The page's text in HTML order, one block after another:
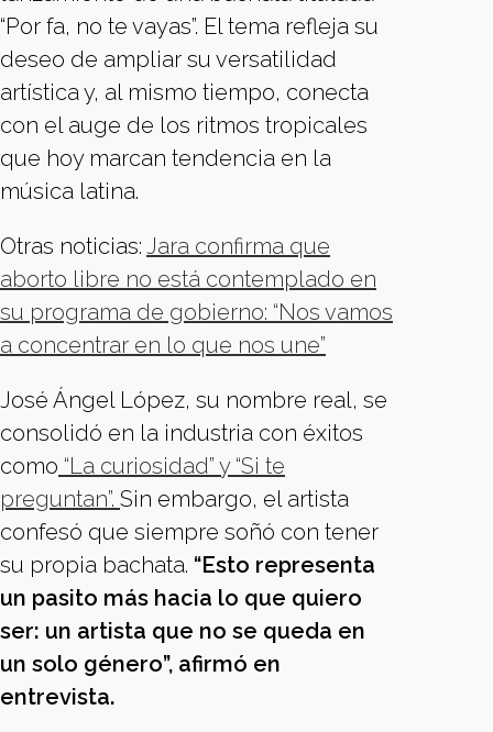
“Por fa, no te vayas”. El tema refleja su
deseo de ampliar su versatilidad
artística y, al mismo tiempo, conecta
con el auge de los ritmos tropicales
que hoy marcan tendencia en la
música latina.
Otras noticias: Jara confirma que
aborto libre no está contemplado en
su programa de gobierno: “Nos vamos
a concentrar en lo que nos une”
José Ángel López, su nombre real, se
consolidó en la industria con éxitos
como “La curiosidad” y “Si te
preguntan”. Sin embargo, el artista
confesó que siempre soñó con tener
su propia bachata. “Esto representa
un pasito más hacia lo que quiero
ser: un artista que no se queda en
un solo género”, afirmó en
entrevista.